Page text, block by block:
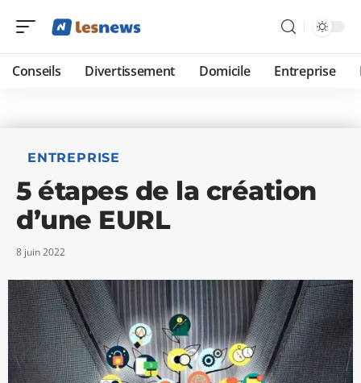
Conseils Divertissement Domicile Entreprise
ENTREPRISE
5 étapes de la création
d’une EURL
8 juin 2022